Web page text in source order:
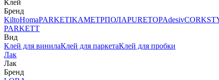
Клей
Бренд
KiltoHomaPARKETIKAМЕТРПОЛАPURETOPAdesiv
PARKETT
Вид
Клей для винилаКлей для паркетаКлей для пробки
Лак
Лак
Бренд